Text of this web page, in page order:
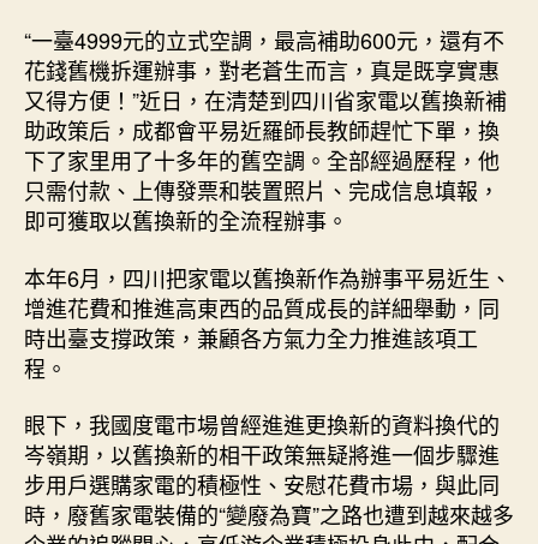
生”
之
旅？
_
中
國
網〉
“一臺4999元的立式空調，最高補助600元，還有不
花錢舊機拆運辦事，對老蒼生而言，真是既享實惠
又得方便！”近日，在清楚到四川省家電以舊換新補
助政策后，成都會平易近羅師長教師趕忙下單，換
下了家里用了十多年的舊空調。全部經過歷程，他
只需付款、上傳發票和裝置照片、完成信息填報，
即可獲取以舊換新的全流程辦事。
本年6月，四川把家電以舊換新作為辦事平易近生、
增進花費和推進高東西的品質成長的詳細舉動，同
時出臺支撐政策，兼顧各方氣力全力推進該項工
程。
眼下，我國度電市場曾經進進更換新的資料換代的
岑嶺期，以舊換新的相干政策無疑將進一個步驟進
步用戶選購家電的積極性、安慰花費市場，與此同
時，廢舊家電裝備的“變廢為寶”之路也遭到越來越多